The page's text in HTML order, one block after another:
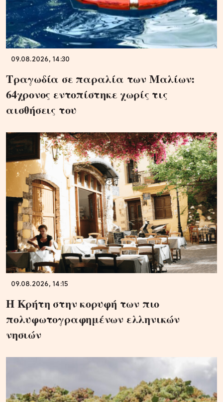
09.08.2026, 14:30
Τραγωδία σε παραλία των Μαλίων:
64χρονος εντοπίστηκε χωρίς τις
αισθήσεις του
09.08.2026, 14:15
Η Κρήτη στην κορυφή των πιο
πολυφωτογραφημένων ελληνικών
νησιών